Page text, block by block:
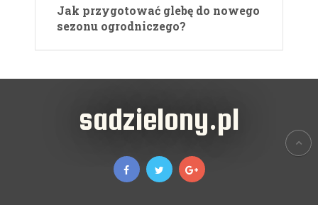
Jak przygotować glebę do nowego
sezonu ogrodniczego?
sadzielony.pl